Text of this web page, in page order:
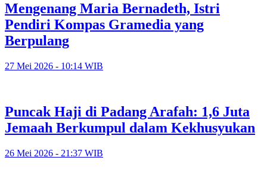
Mengenang Maria Bernadeth, Istri
Pendiri Kompas Gramedia yang
Berpulang
27 Mei 2026 - 10:14 WIB
Puncak Haji di Padang Arafah: 1,6 Juta
Jemaah Berkumpul dalam Kekhusyukan
26 Mei 2026 - 21:37 WIB